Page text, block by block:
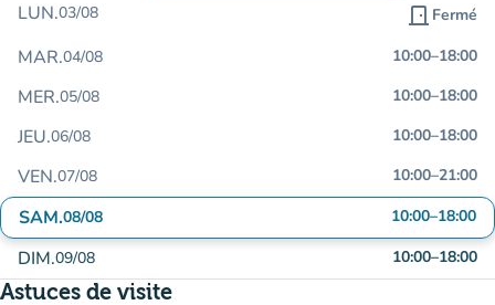
LUN.03/08 door_front Fermé
MAR.04/08 10:00–18:00
MER.05/08 10:00–18:00
JEU.06/08 10:00–18:00
VEN.07/08 10:00–21:00
SAM.08/08 10:00–18:00
DIM.09/08 10:00–18:00
Astuces de visite